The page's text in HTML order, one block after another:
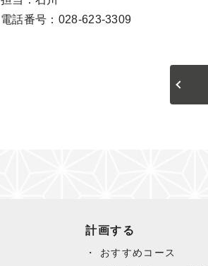
電話番号：028-623-3309
計画する
おすすめコース